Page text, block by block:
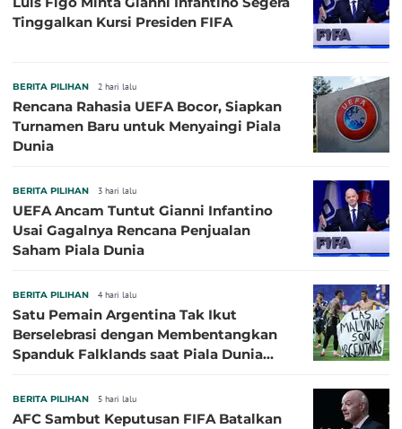
Tinggalkan Kursi Presiden FIFA
BERITA PILIHAN 2 hari lalu
Rencana Rahasia UEFA Bocor, Siapkan
Turnamen Baru untuk Menyaingi Piala
Dunia
BERITA PILIHAN 3 hari lalu
UEFA Ancam Tuntut Gianni Infantino
Usai Gagalnya Rencana Penjualan
Saham Piala Dunia
BERITA PILIHAN 4 hari lalu
Satu Pemain Argentina Tak Ikut
Berselebrasi dengan Membentangkan
Spanduk Falklands saat Piala Dunia
BERITA PILIHAN 5 hari lalu
AFC Sambut Keputusan FIFA Batalkan